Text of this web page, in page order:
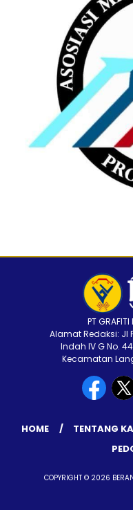
PT GRAFITI
Alamat Redaksi: Jl
Indah IV G No.
Kecamatan
HOME TENTANG
COPYRIGHT © 2026